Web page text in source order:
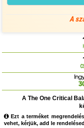
A
A The One Critical
Ezt a terméket
vehet, kérjük, add le